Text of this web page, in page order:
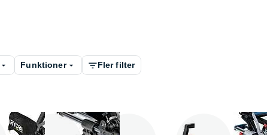
Funktioner
Fler filter